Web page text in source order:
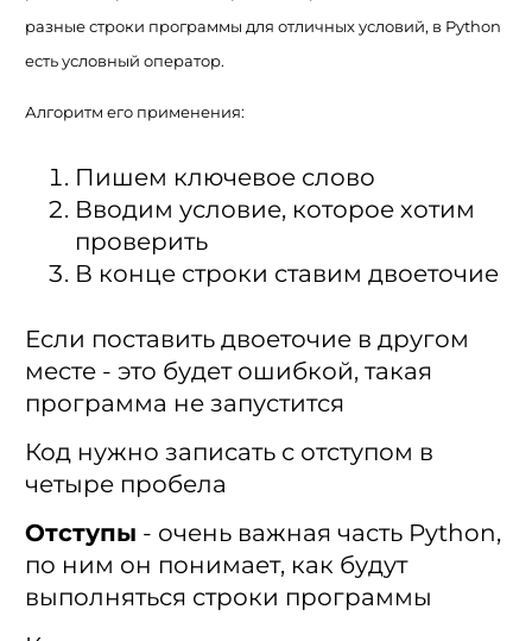
разные строки программы для отличных условий, в Python
есть условный оператор.
Алгоритм его применения:
Пишем ключевое слово
Вводим условие, которое хотим
проверить
В конце строки ставим двоеточие
Если поставить двоеточие в другом
месте - это будет ошибкой, такая
программа не запустится
Код нужно записать с отступом в
четыре пробела
Отступы - очень важная часть Python,
по ним он понимает, как будут
выполняться строки программы